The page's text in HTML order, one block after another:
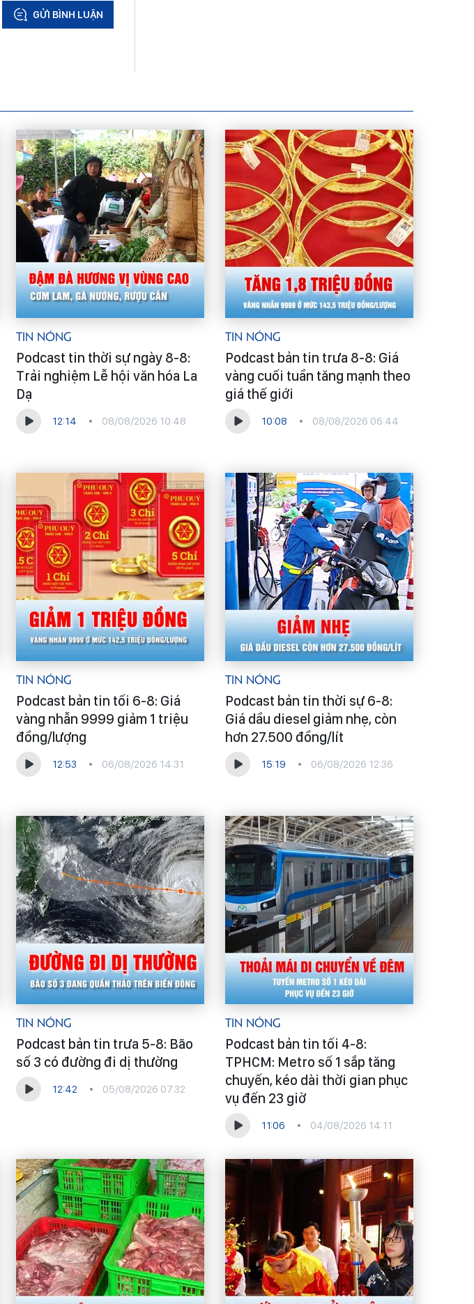
GỬI BÌNH LUẬN
Tin Nóng
Podcast tin thời sự ngày 8-8:
Trải nghiệm Lễ hội văn hóa La
Dạ
12:14 08/08/2026 10:48
Tin Nóng
Podcast bản tin trưa 8-8: Giá
vàng cuối tuần tăng mạnh theo
giá thế giới
10:08 08/08/2026 06:44
Tin Nóng
Podcast bản tin tối 6-8: Giá
vàng nhẫn 9999 giảm 1 triệu
đồng/lượng
12:53 06/08/2026 14:31
Tin Nóng
Podcast bản tin thời sự 6-8:
Giá dầu diesel giảm nhẹ, còn
hơn 27.500 đồng/lít
15:19 06/08/2026 12:36
Tin Nóng
Podcast bản tin trưa 5-8: Bão
số 3 có đường đi dị thường
12:42 05/08/2026 07:32
Tin Nóng
Podcast bản tin tối 4-8:
TPHCM: Metro số 1 sắp tăng
chuyến, kéo dài thời gian phục
vụ đến 23 giờ
11:06 04/08/2026 14:11